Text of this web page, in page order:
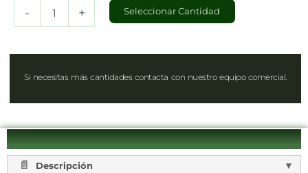
- + Seleccionar Cantidad
Si necesitas más cantidades contacta con nuestro equipo comercial.
Descripción